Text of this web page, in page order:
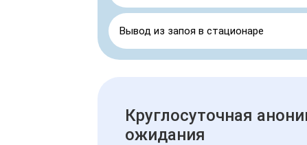
Вывод из запоя в стационаре
Круглосуточная
ожидания